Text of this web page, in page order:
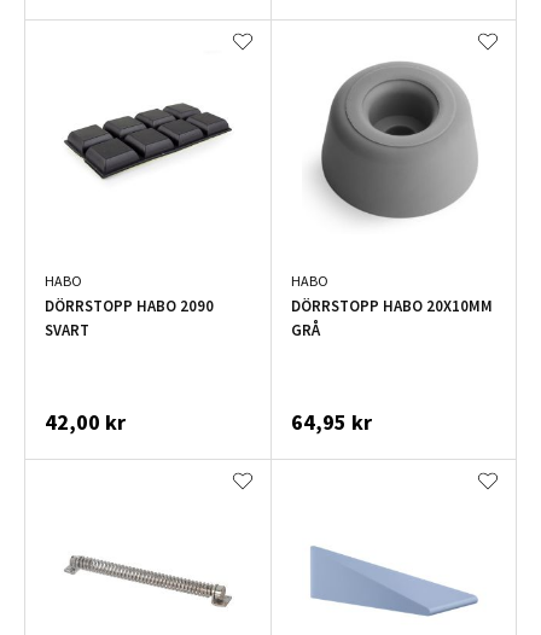
HABO
DÖRRSTOPP HABO 2090
SVART
42,00 kr
HABO
DÖRRSTOPP HABO 20X10MM
GRÅ
64,95 kr